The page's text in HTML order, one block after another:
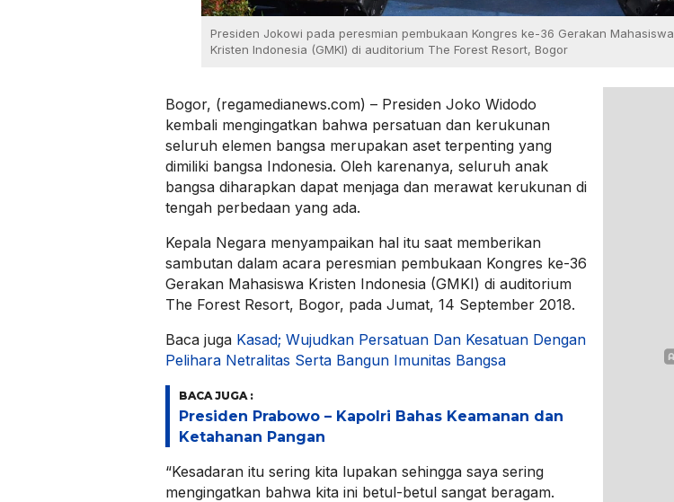
Presiden Jokowi pada peresmian pembukaan Kongres ke-36 Gerakan Mahasiswa
Kristen Indonesia (GMKI) di auditorium The Forest Resort, Bogor
Bogor, (regamedianews.com) – Presiden Joko Widodo
kembali mengingatkan bahwa persatuan dan kerukunan
seluruh elemen bangsa merupakan aset terpenting yang
dimiliki bangsa Indonesia. Oleh karenanya, seluruh anak
bangsa diharapkan dapat menjaga dan merawat kerukunan di
tengah perbedaan yang ada.
Kepala Negara menyampaikan hal itu saat memberikan
sambutan dalam acara peresmian pembukaan Kongres ke-36
Gerakan Mahasiswa Kristen Indonesia (GMKI) di auditorium
The Forest Resort, Bogor, pada Jumat, 14 September 2018.
Baca juga Kasad; Wujudkan Persatuan Dan Kesatuan Dengan
Pelihara Netralitas Serta Bangun Imunitas Bangsa
BACA JUGA :
Presiden Prabowo – Kapolri Bahas Keamanan dan
Ketahanan Pangan
“Kesadaran itu sering kita lupakan sehingga saya sering
mengingatkan bahwa kita ini betul-betul sangat beragam.